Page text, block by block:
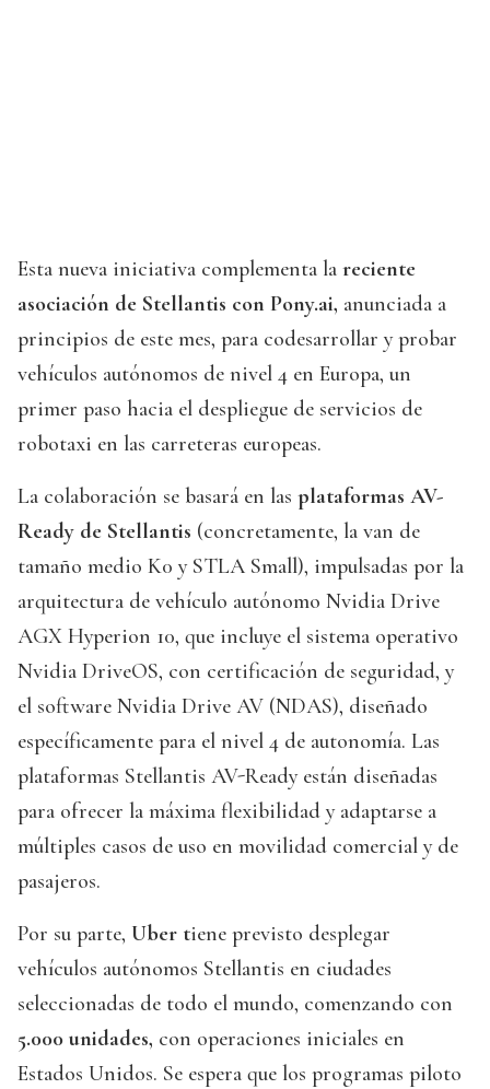
Esta nueva iniciativa complementa la reciente
asociación de Stellantis con Pony.ai, anunciada a
principios de este mes, para codesarrollar y probar
vehículos autónomos de nivel 4 en Europa, un
primer paso hacia el despliegue de servicios de
robotaxi en las carreteras europeas.
La colaboración se basará en las plataformas AV-
Ready de Stellantis (concretamente, la van de
tamaño medio K0 y STLA Small), impulsadas por la
arquitectura de vehículo autónomo Nvidia Drive
AGX Hyperion 10, que incluye el sistema operativo
Nvidia DriveOS, con certificación de seguridad, y
el software Nvidia Drive AV (NDAS), diseñado
específicamente para el nivel 4 de autonomía. Las
plataformas Stellantis AV-Ready están diseñadas
para ofrecer la máxima flexibilidad y adaptarse a
múltiples casos de uso en movilidad comercial y de
pasajeros.
Por su parte, Uber tiene previsto desplegar
vehículos autónomos Stellantis en ciudades
seleccionadas de todo el mundo, comenzando con
5.000 unidades, con operaciones iniciales en
Estados Unidos. Se espera que los programas piloto